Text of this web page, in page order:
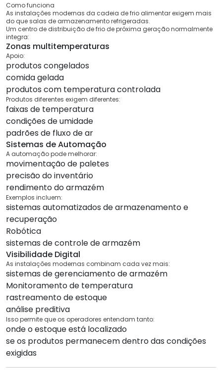
Como funciona
As instalações modernas da cadeia de frio alimentar exigem mais
do que salas de armazenamento refrigeradas.
Um centro de distribuição de frio de próxima geração normalmente
integra:
Zonas multitemperaturas
Apoio:
produtos congelados
comida gelada
produtos com temperatura controlada
Produtos diferentes exigem diferentes:
faixas de temperatura
condições de umidade
padrões de fluxo de ar
Sistemas de Automação
A automação pode melhorar:
movimentação de paletes
precisão do inventário
rendimento do armazém
Exemplos incluem:
sistemas automatizados de armazenamento e
recuperação
Robótica
sistemas de controle de armazém
Visibilidade Digital
As instalações modernas combinam cada vez mais:
sistemas de gerenciamento de armazém
Monitoramento de temperatura
rastreamento de estoque
análise preditiva
Isso permite que os operadores entendam tanto:
onde o estoque está localizado
se os produtos permanecem dentro das condições
exigidas